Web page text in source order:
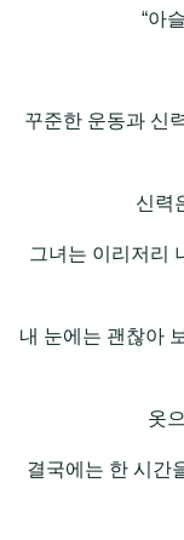
“아
꾸준한 운동과 신
신력
그녀는 이리저리
내 눈에는 괜찮아
옷
결국에는 한 시간